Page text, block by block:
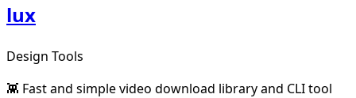
lux
Design Tools
👾 Fast and simple video download library and CLI tool